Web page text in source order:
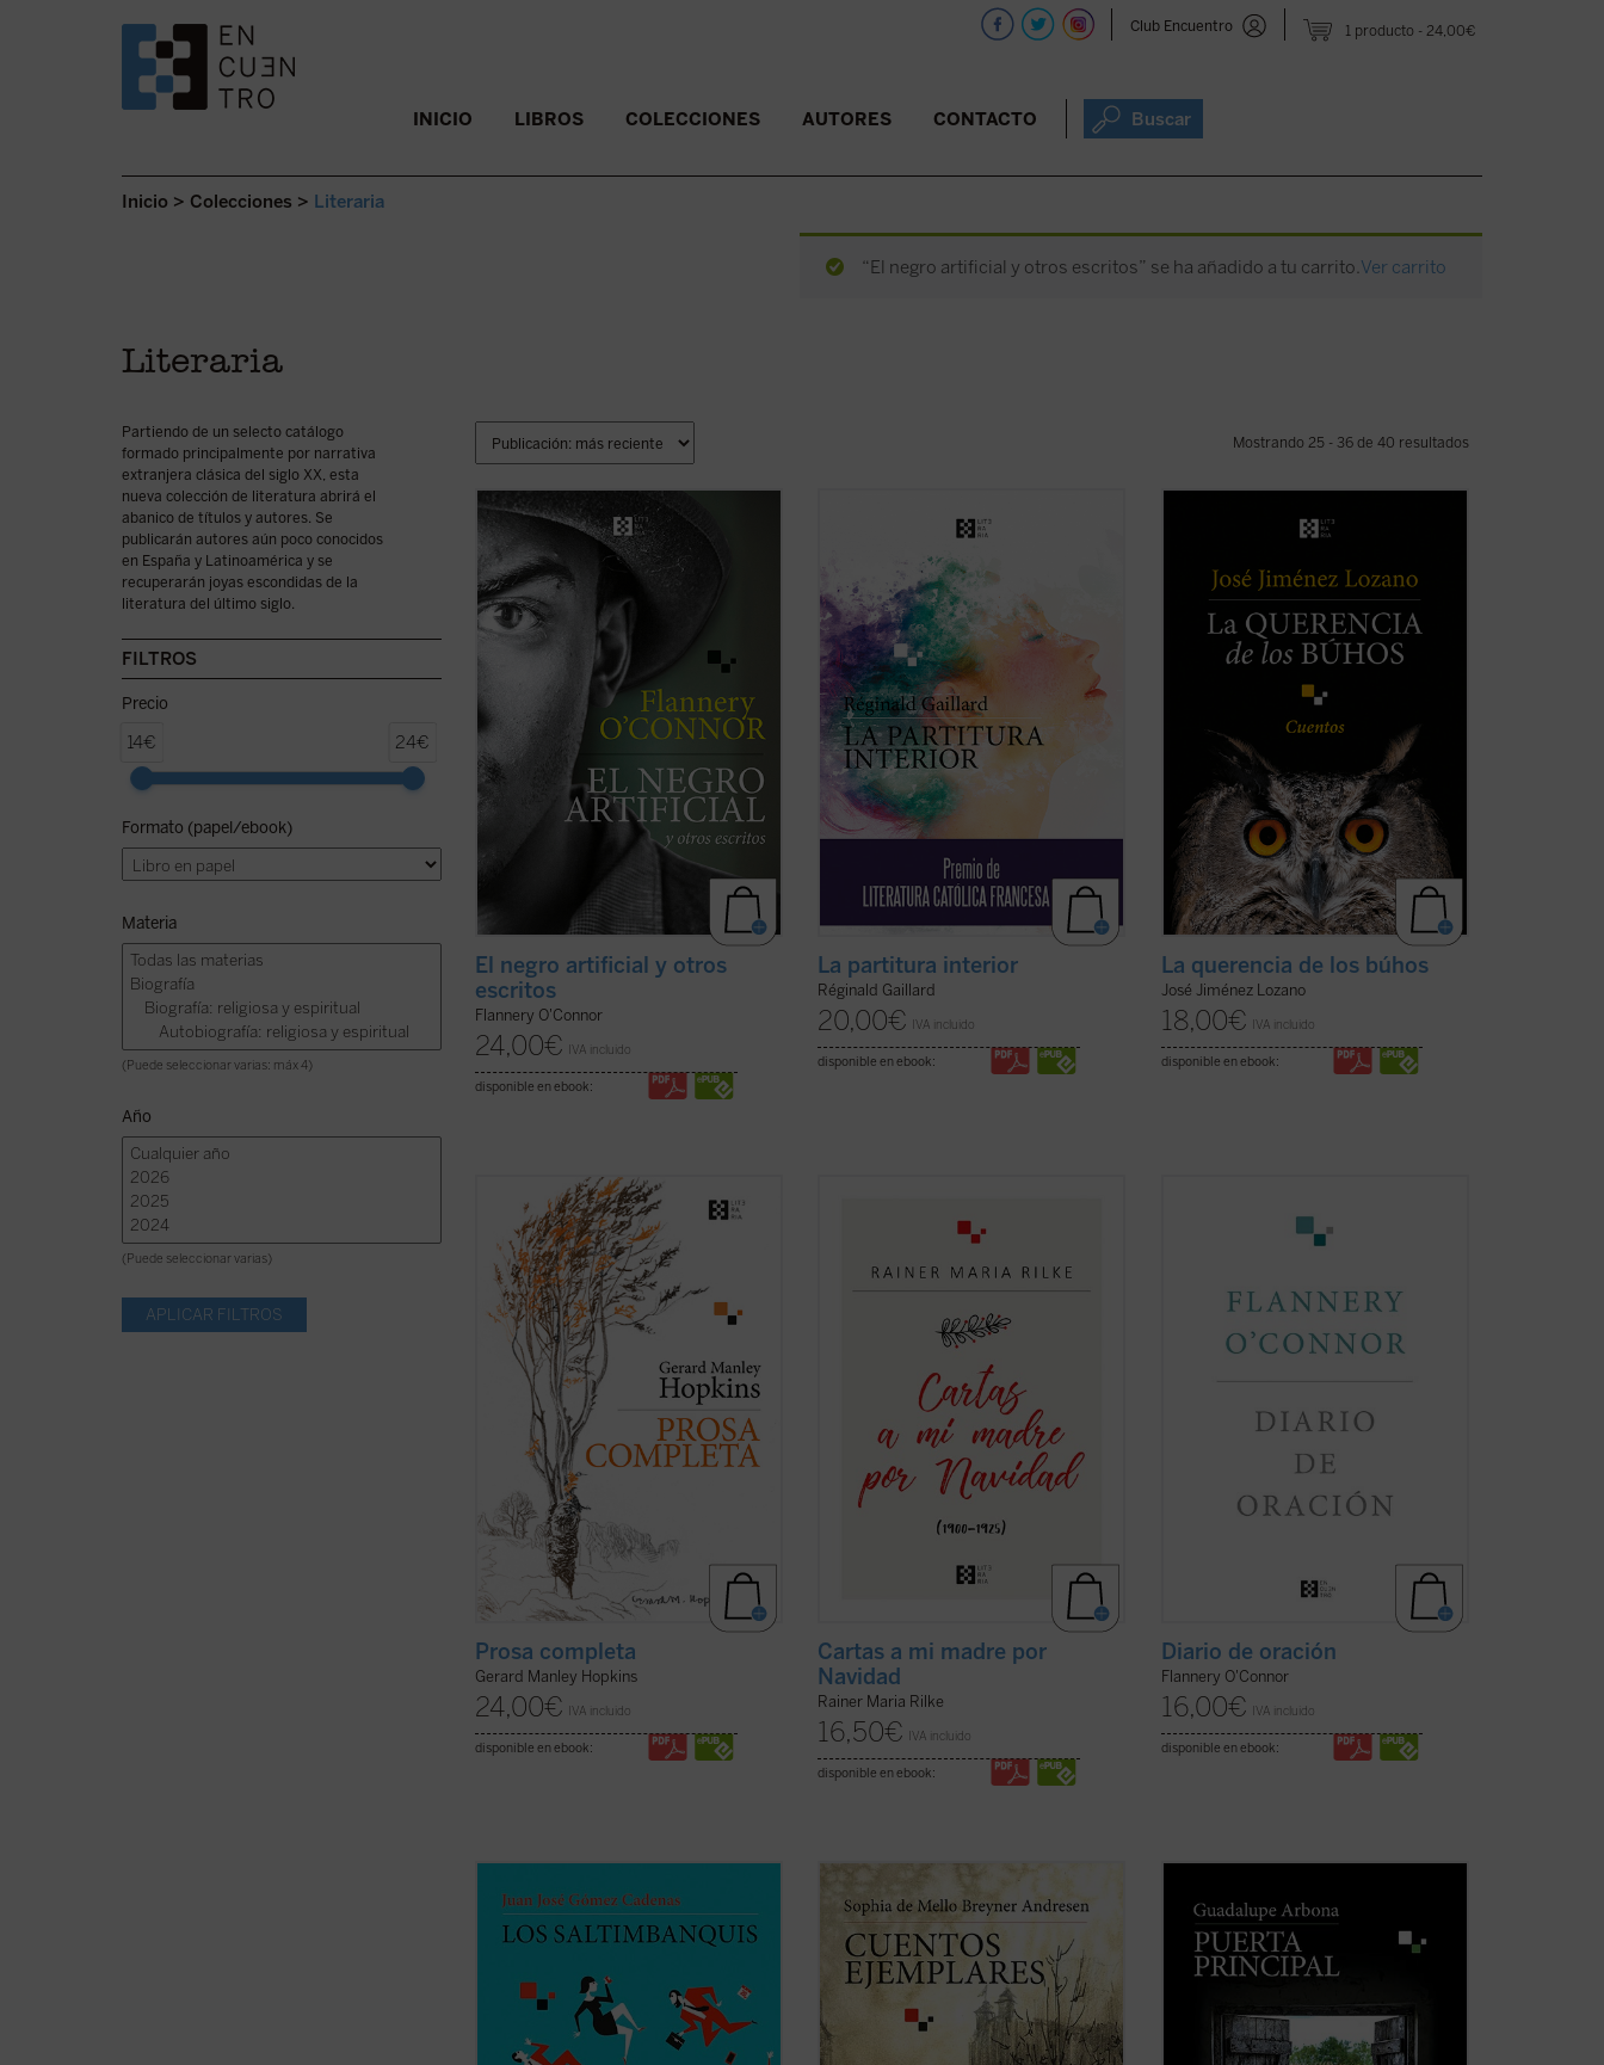
1 producto 24,00€
Club Encuentro
SALTAR AL CONTENIDO. INICIO LIBROS COLECCIONES AUTORES CONTACTO Buscar
Inicio > Colecciones > Literaria
“El negro artificial y otros escritos” se ha añadido a tu carrito.Ver carrito
Literaria
Partiendo de un selecto catálogo
formado principalmente por narrativa
extranjera clásica del siglo XX, esta
nueva colección de literatura abrirá el
abanico de títulos y autores. Se
publicarán autores aún poco conocidos
en España y Latinoamérica y se
recuperarán joyas escondidas de la
literatura del último siglo.
FILTROS
Precio
14€ 24€
Formato (papel/ebook)
Materia
(Puede seleccionar varias: máx 4)
Año
(Puede seleccionar varias)
Mostrando 25 - 36 de 40 resultados
La presente antología recoge ocho
cuentos representativos y algunos
ensayos breves escritos en «Andalusia»,
la finca familiar en la que O'Connor vivió
sus últimos años. Son historias que
escuecen y sacuden las entrañas de
quien las lee, en ...
El negro artificial y otros
escritos
Flannery O'Connor
24,00€ IVA incluido
disponible en ebook:
En esta primera novela del poeta francés,
del pueblo», y Jan, un músico holandés
quien huye de un amor perdido, tienen en
común una búsqueda espiritual de
trascendiencia y belleza, una relación ...
(ver ficha)
La partitura interior
Réginald Gaillard
20,00€ IVA incluido
disponible en ebook:
Este libro recoge veintiocho historias,
universo del autor, cuyos recuerdos y
vivencias son transformados en relatos
que nos sitúan ante aquellos instantes de
la vida que la hacen más verdadera. ...
(ver ficha)
La querencia de los búhos
José Jiménez Lozano
18,00€ IVA incluido
disponible en ebook:
Se publica por primera vez en castellano,
de la mano del filólogo, escritor y
traductor Gabriel Insausti la obra
completa en prosa --a excepción de algún
texto menor-- del poeta inglés Gerard
Manley Hopkins (1844-1889). Ejemplo
claro del ... (ver ficha)
Prosa completa
Gerard Manley Hopkins
24,00€ IVA incluido
disponible en ebook:
correspondencia navideña con su madre
están escritas con gran delicadeza
conmovedores, como el que la
correspondencia nunca se ...
Cartas a mi madre por
Navidad
Rainer Maria Rilke
16,50€ IVA incluido
disponible en ebook:
contenía una serie de «cartas dirigidas a
terminó era evidente que la escritura del
diario había supuesto un cambio en su
(ver ficha)
Diario de oración
Flannery O'Connor
16,00€ IVA incluido
disponible en ebook:
Los saltimbanquisnos presenta un
mundo de despachos de acero y
metacrilato, cámaras ocultas, selectos
deportivos, con encuentros a puerta
cerrada en los que cada palabra tiene un
precio. Los límites de ...(ver ficha)
Estos siete cuentos «para adultos» de la
famosa poetisa Sophia de Mello Breyner
Andresen --la primera mujer portuguesa
en recibir el Prémio Camões, el más
importante galardón de la literatura en
lengua lusa-- que se publican por primera
(ver ficha)
que su autora observa, siente y piensa a
lo largo de unos intensos meses que,
marcados por la enfermedad, le
permiten tener una mirada transparente
de una conciencia ...
(ver ficha)